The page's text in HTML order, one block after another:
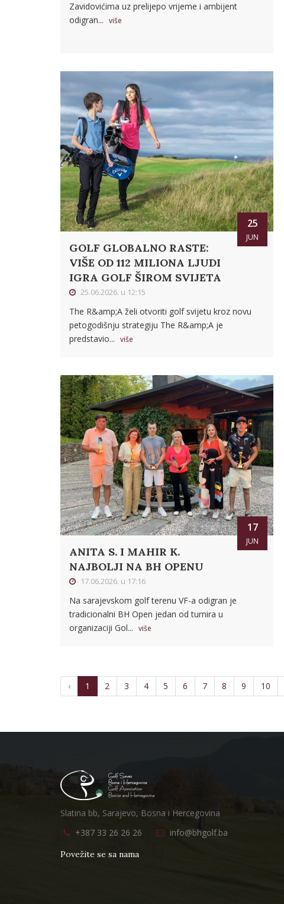
Zavidovićima uz prelijepo vrijeme i ambijent
odigran... više
25
JUN
GOLF GLOBALNO RASTE:
VIŠE OD 112 MILIONA LJUDI
IGRA GOLF ŠIROM SVIJETA
25.06.2026. u 12:15
The R&amp;A želi otvoriti golf svijetu kroz novu
petogodišnju strategiju The R&amp;A je
predstavio... više
17
JUN
ANITA S. I MAHIR K.
NAJBOLJI NA BH OPENU
17.06.2026. u 17:16
Na sarajevskom golf terenu VF-a odigran je
tradicionalni BH Open jedan od turnira u
organizaciji Gol... više
‹ 1 2 3 4 5 6 7 8 9 10
Slatina bb, Sarajevo, Bosna i Hercegovina
+387 33 26 26 26
info@bhgolf.ba
Povežite se sa nama